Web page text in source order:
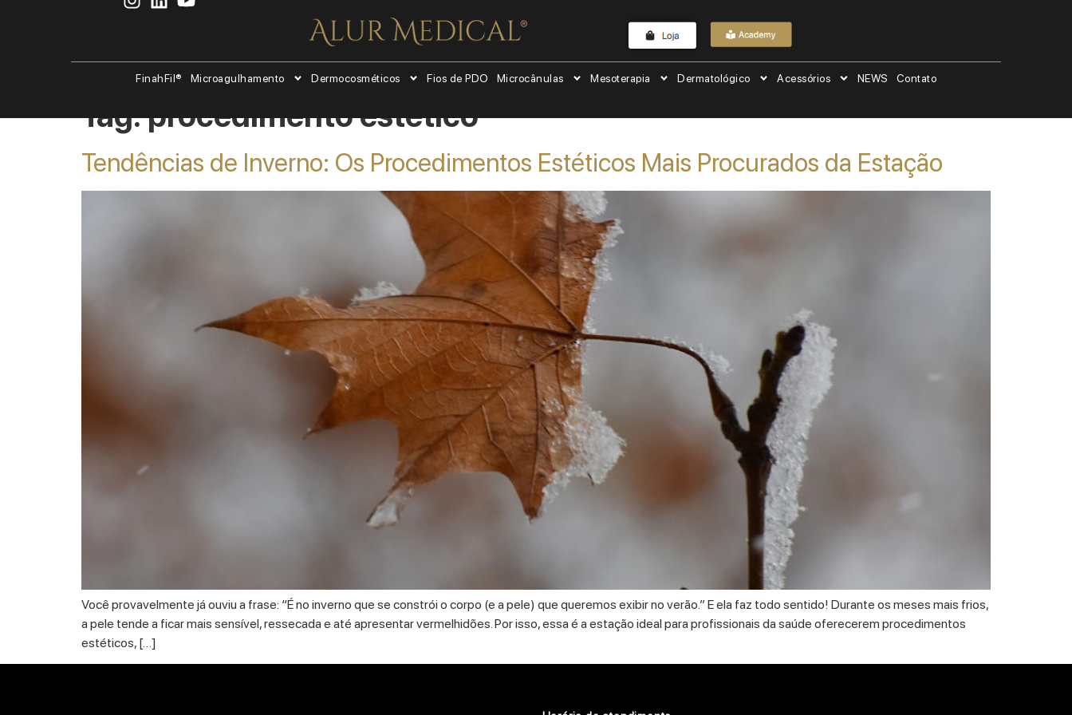
FinahFil® Microagulhamento Dermocosméticos Fios de PDO Microcânulas Mesoterapia Dermatológico Acessórios NEWS Contato
Tag:procedimento estetico
Tendências de Inverno: Os Procedimentos Estéticos Mais Procurados da Estação
Você provavelmente já ouviu a frase: “É no inverno que se constrói o corpo (e a pele) que queremos exibir no verão.” E ela faz todo sentido! Durante os meses mais frios,
a pele tende a ficar mais sensível, ressecada e até apresentar vermelhidões. Por isso, essa é a estação ideal para profissionais da saúde oferecerem procedimentos
estéticos, […]